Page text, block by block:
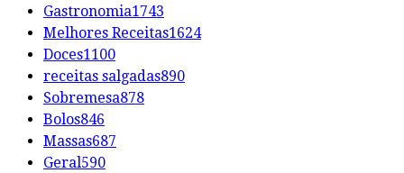
Gastronomia1743
Melhores Receitas1624
Doces1100
receitas salgadas890
Sobremesa878
Bolos846
Massas687
Geral590